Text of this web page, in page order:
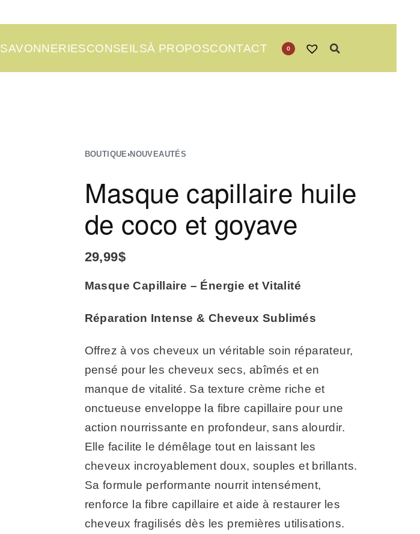
SAVONNERIESCONSEILSÀ PROPOSCONTACT 0
BOUTIQUE›NOUVEAUTÉS
Masque capillaire huile
de coco et goyave
29,99$
Masque Capillaire – Énergie et Vitalité
Réparation Intense & Cheveux Sublimés
Offrez à vos cheveux un véritable soin réparateur,
pensé pour les cheveux secs, abîmés et en
manque de vitalité. Sa texture crème riche et
onctueuse enveloppe la fibre capillaire pour une
action nourrissante en profondeur, sans alourdir.
Elle facilite le démêlage tout en laissant les
cheveux incroyablement doux, souples et brillants.
Sa formule performante nourrit intensément,
renforce la fibre capillaire et aide à restaurer les
cheveux fragilisés dès les premières utilisations.